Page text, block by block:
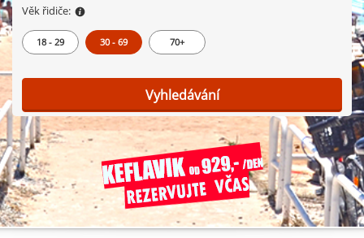
Věk řidiče:
18 - 29 30 - 69 70+
Vyhledávání